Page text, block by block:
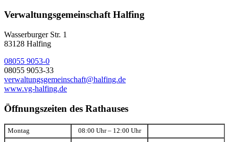
Verwaltungsgemeinschaft Halfing
Wasserburger Str. 1
83128 Halfing
08055 9053-0
08055 9053-33
verwaltungsgemeinschaft@halfing.de
www.vg-halfing.de
Öffnungszeiten des Rathauses
Montag 08:00 Uhr – 12:00 Uhr